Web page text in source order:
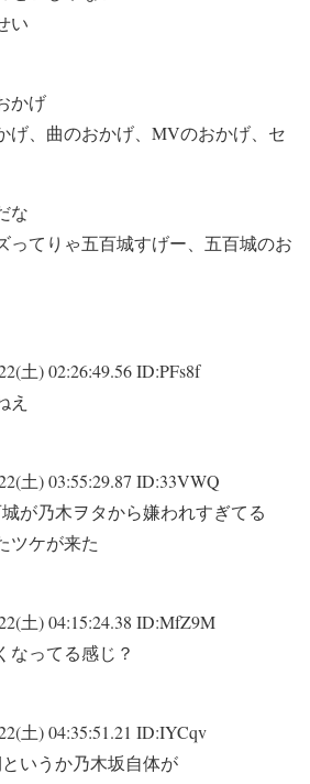
い
かげ
、曲のおかげ、MVのおかげ、セ
な
ってりゃ五百城すげー、五百城のお
土) 02:26:49.56 ID:PFs8f
え
土) 03:55:29.87 ID:33VWQ
が乃木ヲタから嫌われすぎてる
ツケが来た
土) 04:15:24.38 ID:MfZ9M
なってる感じ？
土) 04:35:51.21 ID:IYCqv
いうか乃木坂自体が